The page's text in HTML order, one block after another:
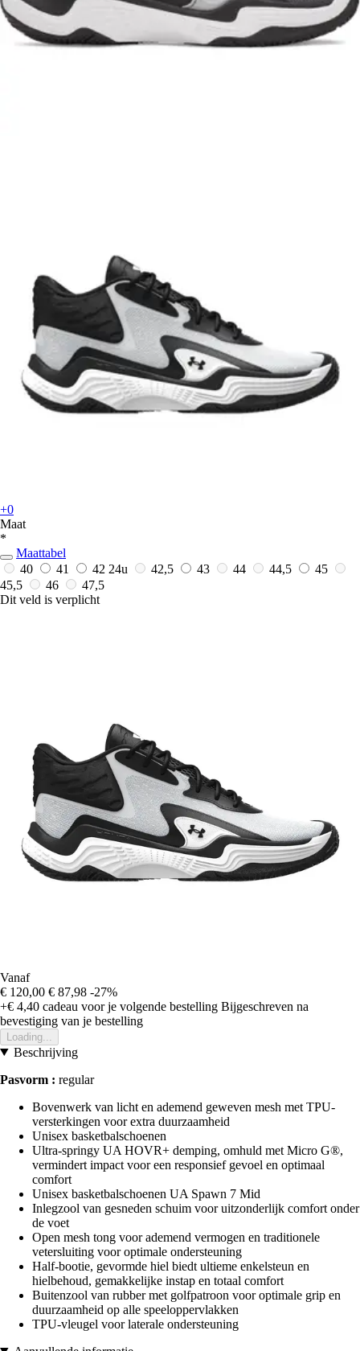
+0
Maat
*
Maattabel
40
41 42 24u 42,5 43 44 44,5
45
45,5
46
47,5
Dit veld is verplicht
Vanaf
€ 120,00 € 87,98 -27%
+€ 4,40 cadeau voor je volgende bestelling Bijgeschreven na
bevestiging van je bestelling
Loading...
Beschrijving
Pasvorm : regular
Bovenwerk van licht en ademend geweven mesh met TPU-
versterkingen voor extra duurzaamheid
Unisex basketbalschoenen
Ultra-springy UA HOVR+ demping, omhuld met Micro G®,
vermindert impact voor een responsief gevoel en optimaal
comfort
Unisex basketbalschoenen UA Spawn 7 Mid
Inlegzool van gesneden schuim voor uitzonderlijk comfort onder
de voet
Open mesh tong voor ademend vermogen en traditionele
vetersluiting voor optimale ondersteuning
Half-bootie, gevormde hiel biedt ultieme enkelsteun en
hielbehoud, gemakkelijke instap en totaal comfort
Buitenzool van rubber met golfpatroon voor optimale grip en
duurzaamheid op alle speeloppervlakken
TPU-vleugel voor laterale ondersteuning